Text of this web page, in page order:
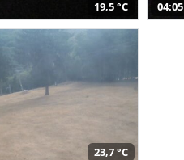
19,5 °C 04:05
23,7 °C